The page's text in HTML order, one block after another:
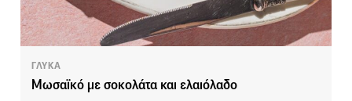
ΓΛΥΚΑ
Μωσαϊκό με σοκολάτα και ελαιόλαδο